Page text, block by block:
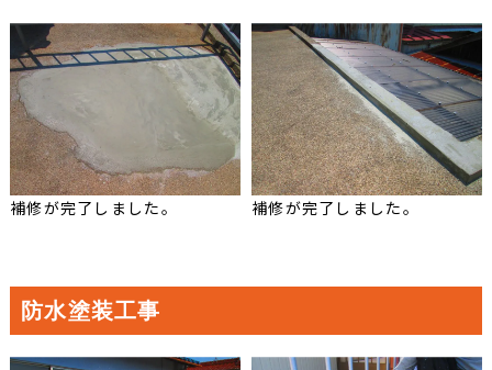
補修が完了しました。 補修が完了しました。
防水塗装工事